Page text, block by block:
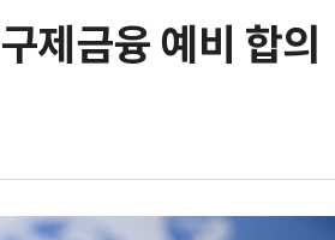
제금융 예비 합의